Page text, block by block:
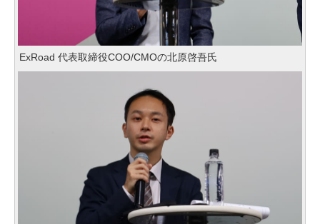
ExRoad 代表取締役COO/CMOの北原啓吾氏